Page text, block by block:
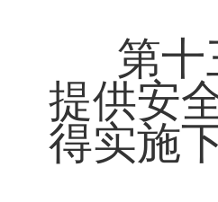
第
提供安
得实施